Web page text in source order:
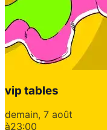
vip tables
demain, 7 août
à23:00